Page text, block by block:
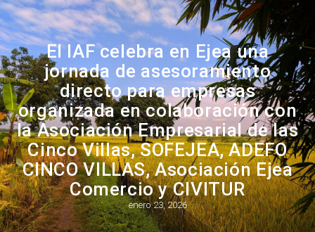
El IAF celebra en Ejea una
jornada de asesoramiento
directo para empresas
organizada en colaboración con
la Asociación Empresarial de las
Cinco Villas, SOFEJEA, ADEFO
CINCO VILLAS, Asociación Ejea
Comercio y CIVITUR
enero 23, 2026